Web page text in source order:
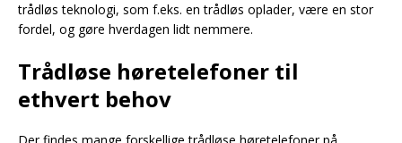
trådløs teknologi, som f.eks. en trådløs oplader, være en stor
fordel, og gøre hverdagen lidt nemmere.
Trådløse høretelefoner til
ethvert behov